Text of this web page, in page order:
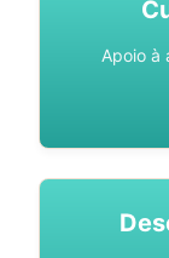
Apoio à